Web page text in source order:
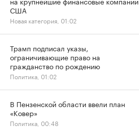
США
Новая категория, 01:02
Трамп подписал указы,
ограничивающие право на
гражданство по рождению
Политика, 01:02
В Пензенской области ввели план
«Ковер»
Политика, 00:48